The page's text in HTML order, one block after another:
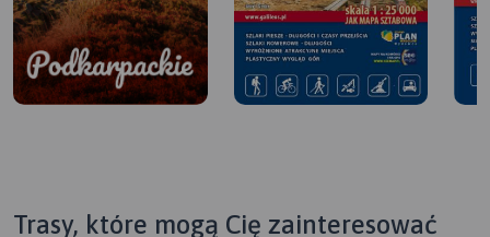
Trasy, które mogą Cię zainteresować